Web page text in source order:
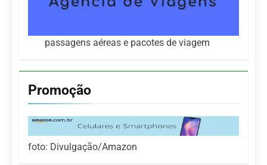
passagens aéreas e pacotes de viagem
Promoção
foto: Divulgação/Amazon